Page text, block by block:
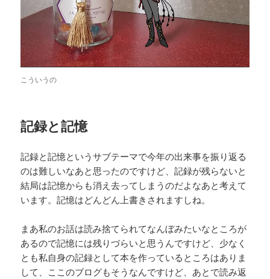
こういうの
記録と記憶
記録と記憶というサブテーマで今年の出来事を振り返る
のは難しいなあと思ったのですけど、記録が残らないと
結局は記憶からも消え去ってしまうのだよなあと考えて
います。記憶はどんどん上書きされますしね。
まあ私のお話は読み捨てられてなんぼみたいなところが
あるので記憶には残りづらいと思うんですけど、少なく
とも私自身の記録として本を作っているところはありま
して、ここのブログもそうなんですけど、あとで読み返